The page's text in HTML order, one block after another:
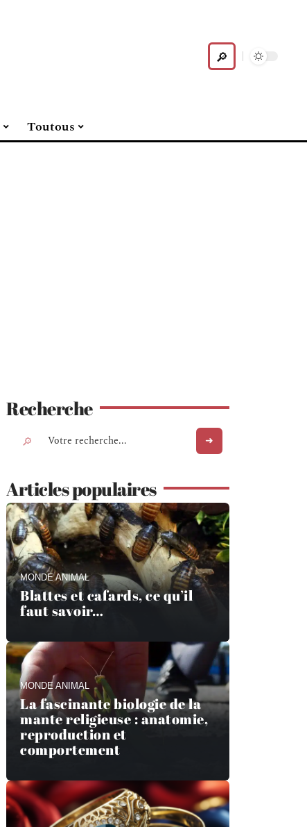
Toutous
Recherche
Articles populaires
MONDE ANIMAL
Blattes et cafards, ce qu’il
faut savoir…
MONDE ANIMAL
La fascinante biologie de la
mante religieuse : anatomie,
reproduction et
comportement